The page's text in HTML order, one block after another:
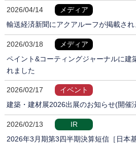
2026/04/14
メディア
輸送経済新聞にアクアルーフが掲載され
2026/03/18
メディア
ペイント&コーティングジャーナルに建
れました
2026/02/17
イベント
建築・建材展2026出展のお知らせ(開催
2026/02/13
IR
2026年3月期第3四半期決算短信［日本